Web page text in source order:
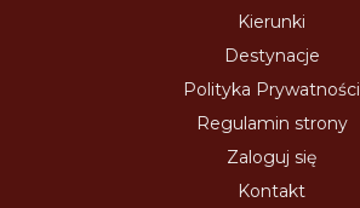
Kierunki
Destynacje
Polityka Prywatności
Regulamin strony
Zaloguj się
Kontakt